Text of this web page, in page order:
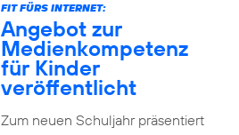
FIT FÜRS INTERNET:
Angebot zur
Medienkompetenz
für Kinder
veröffentlicht
Zum neuen Schuljahr präsentiert